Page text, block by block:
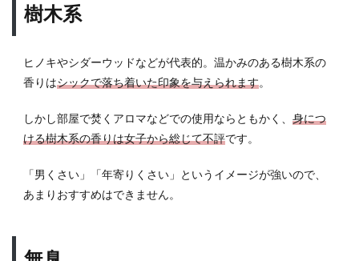
樹木系
ヒノキやシダーウッドなどが代表的。温かみのある樹木系の
香りはシックで落ち着いた印象を与えられます。
しかし部屋で焚くアロマなどでの使用ならともかく、 身につ
ける樹木系の香りは女子から総じて不評です。
「男くさい」「年寄りくさい」というイメージが強いので、
あまりおすすめはできません。